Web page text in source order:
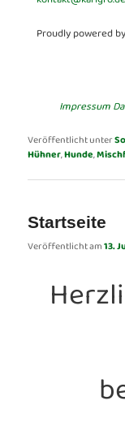
Proudly powered by
Impressum
Veröffentlicht unter
Hühner,Hunde,
Startseite
Veröffentlicht am13.